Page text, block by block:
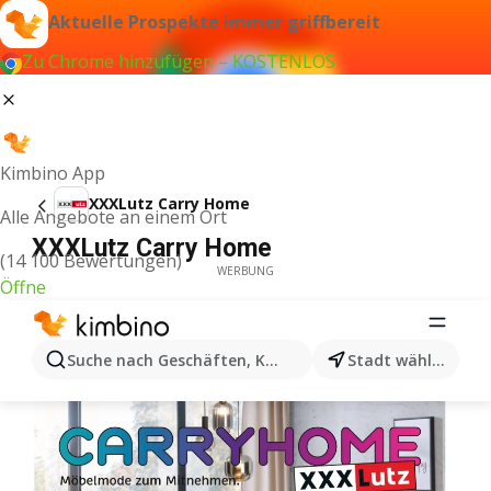
Aktuelle Prospekte immer griffbereit
Zu Chrome hinzufügen – KOSTENLOS
Kimbino App
Alle Angebote an einem Ort
(14 100 Bewertungen)
Öffne
Suche nach Geschäften, Kategorien, Produkten...
Stadt wählen
XXXLutz Carry Home
XXXLutz Carry Home
WERBUNG